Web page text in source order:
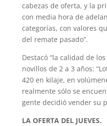
cabezas de oferta, y la
con media hora de
categorías, con valores
del remate pasado”.
Destacó “la calidad de
novillos de 2 a 3 años:
420 en kilaje, en
realmente sólo se
gente decidió vender su
LA OFERTA DEL JUEVES.